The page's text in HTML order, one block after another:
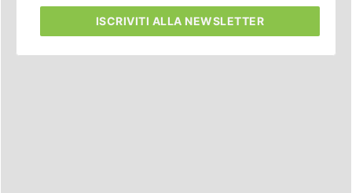
ISCRIVITI ALLA NEWSLETTER